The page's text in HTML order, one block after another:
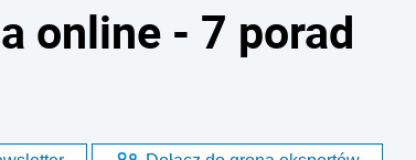
online - 7 porad